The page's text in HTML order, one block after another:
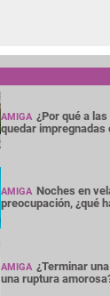
AMIGA ¿Por qué a
quedar impregnadas
AMIGA Noches en
preocupación, ¿qué
AMIGA ¿Terminar
una ruptura